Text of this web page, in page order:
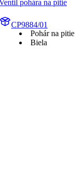
Ventil pohára na pitie
CP9884/01
Pohár na pitie
Biela
so Zásadami
a hviezdičiek